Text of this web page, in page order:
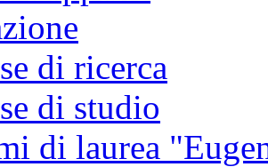
di ricerca
di studio
di laurea